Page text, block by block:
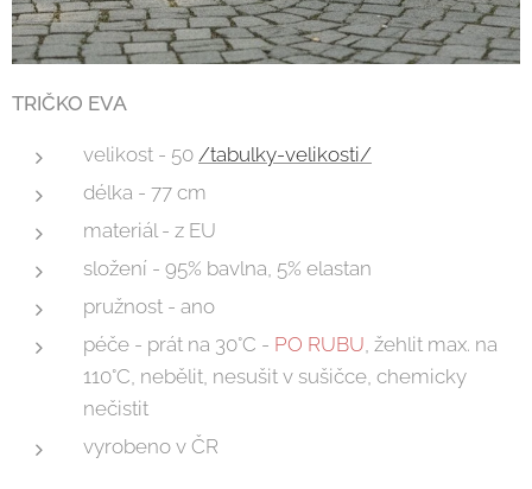
TRIČKO EVA
velikost - 50 /tabulky-velikosti/
délka - 77 cm
materiál - z EU
složení - 95% bavlna, 5% elastan
pružnost - ano
péče - prát na 30°C - PO RUBU, žehlit max. na
110°C, nebělit, nesušit v sušičce, chemicky
nečistit
vyrobeno v ČR